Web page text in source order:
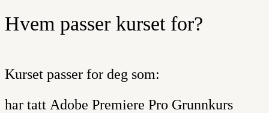
Hvem passer kurset for?
Kurset passer for deg som:
har tatt Adobe Premiere Pro Grunnkurs